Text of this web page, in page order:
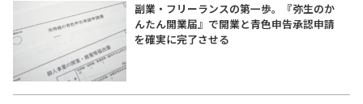
副業・フリーランスの第一歩。『弥生のか
んたん開業届』で開業と青色申告承認申請
を確実に完了させる